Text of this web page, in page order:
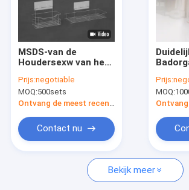
VR-show
Ongeveer ons
Kwaliteitscontrole
Contacteer ons
MSDS-van de
Houdersexw van het
de de Handelsmuur
zette
Douchetheebus
Prijs:negotiable
MOQ:500sets
Ontvang de meest recente Prijs
Contact nu
van de
voor
Prijs:
MOQ:
Bekijk meer